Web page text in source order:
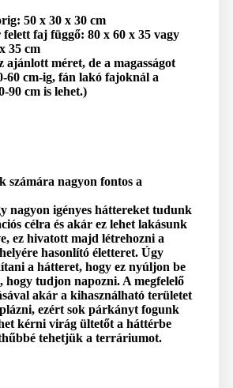
50 x 30 x 30 cm
faj függő: 80 x 60 x 35 vagy
35 cm
ajánlott méret, de a magasságot
60 cm-ig, fán lakó fajoknál a
90 cm is lehet.)
számára nagyon fontos a
nagyon igényes háttereket tudunk
célra és akár ez lehet lakásunk
ez hivatott majd létrehozni a
hasonlító életteret. Úgy
a hátteret, hogy ez nyúljon be
hogy tudjon napozni. A megfelelő
akár a kihasználható területet
ezért sok párkányt fogunk
kérni virág ültetőt a háttérbe
tehetjük a terráriumot.